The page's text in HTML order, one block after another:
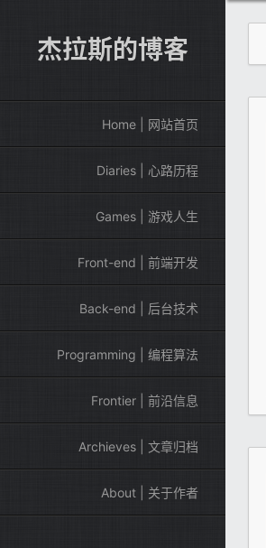
杰拉斯的博客
Home | 网站首页
Diaries | 心路历程
Games | 游戏人生
Front-end | 前端开发
Back-end | 后台技术
Programming | 编程算法
Frontier | 前沿信息
Archieves | 文章归档
About | 关于作者